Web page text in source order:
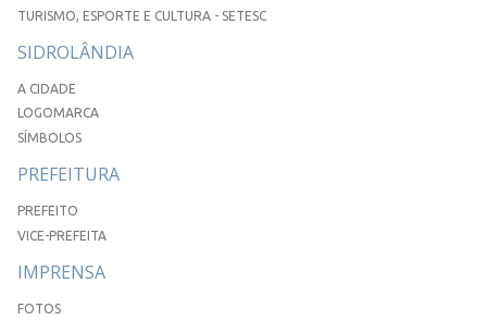
TURISMO, ESPORTE E CULTURA - SETESC
SIDROLÂNDIA
A CIDADE
LOGOMARCA
SÍMBOLOS
PREFEITURA
PREFEITO
VICE-PREFEITA
IMPRENSA
FOTOS